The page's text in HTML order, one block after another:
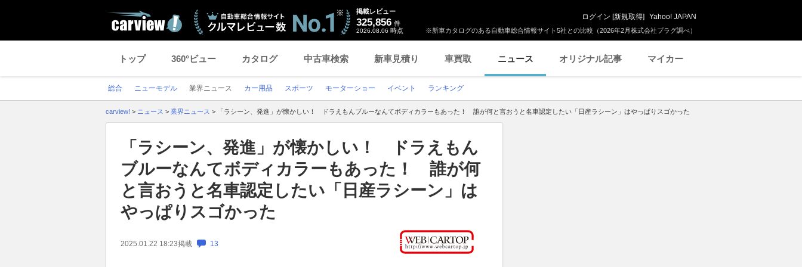
※新車カタログのある自動車総合情報サイト5社との比較（2026年2月株式会社プラグ調べ）
掲載レビュー
325,856 件
2026.08.06 時点
ログイン [新規取得] Yahoo! JAPAN
トップ 360°ビュー カタログ 中古車検索 新車見積り 車買取 ニュース オリジナル記事 マイカー
総合 ニューモデル 業界ニュース カー用品 スポーツ モーターショー イベント ランキング
carview! > ニュース > 業界ニュース > 「ラシーン、発進」が懐かしい！ ドラえもんブルーなんてボディカラーもあった！ 誰が何と言おうと名車認定したい「日産ラシーン」はやっぱりスゴかった
「ラシーン、発進」が懐かしい！ ドラえもん
ブルーなんてボディカラーもあった！ 誰が何
と言おうと名車認定したい「日産ラシーン」は
やっぱりスゴかった
2025.01.22 18:23掲載 13